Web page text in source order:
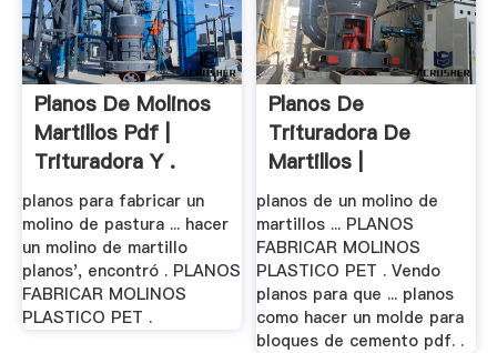
Planos De Molinos
Martillos Pdf |
Trituradora Y .
planos para fabricar un
molino de pastura ... hacer
un molino de martillo
planos', encontró . PLANOS
FABRICAR MOLINOS
PLASTICO PET .
Planos De
Trituradora De
Martillos |
Worldcrushers
planos de un molino de
martillos ... PLANOS
FABRICAR MOLINOS
PLASTICO PET . Vendo
planos para que ... planos
como hacer un molde para
bloques de cemento pdf. .